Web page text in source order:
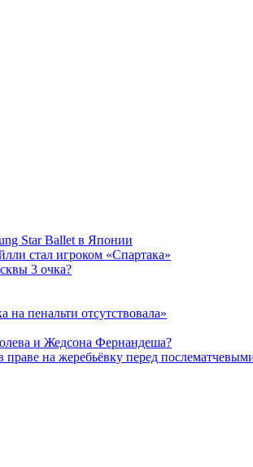
Star Ballet в Японии
стал игроком «Спартака»
3 очка?
пенальти отсутствовала»
и Жедсона Фернандеша?
на жеребьёвку перед